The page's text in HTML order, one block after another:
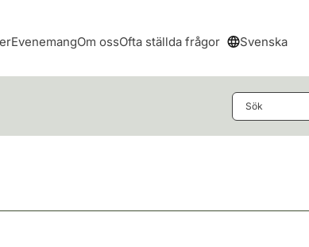
EvenemangOm ossOfta ställda frågor Svenska